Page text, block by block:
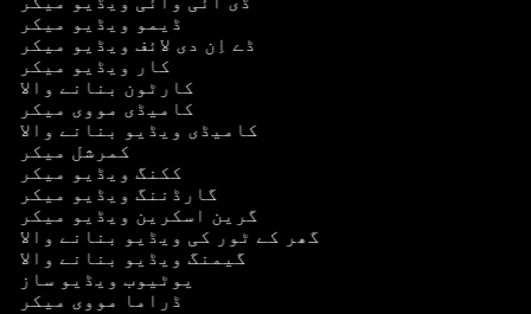
ڈیمو ویڈیو میکر
ڈے اِن دی لائف ویڈیو میکر
کار ویڈیو میکر
کارٹون بنانے والا
کامیڈی مووی میکر
کامیڈی ویڈیو بنانے والا
کمرشل میکر
ککنگ ویڈیو میکر
گارڈننگ ویڈیو میکر
گرین اسکرین ویڈیو میکر
گھر کے ٹور کی ویڈیو بنانے والا
گیمنگ ویڈیو بنانے والا
یوٹیوب ویڈیو ساز
ڈراما مووی میکر